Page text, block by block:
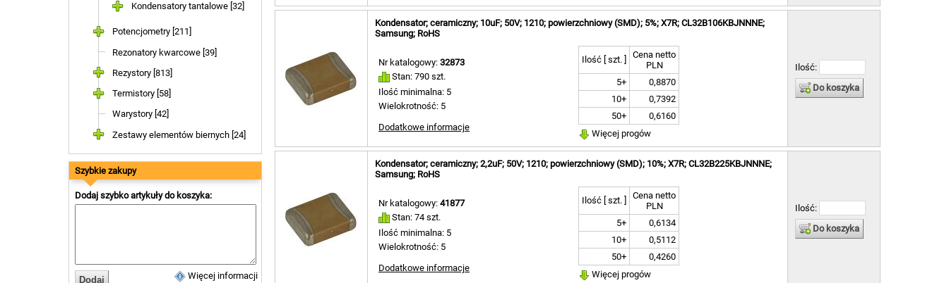
Kondensatory tantalowe [32]
Potencjometry [211]
Rezonatory kwarcowe [39]
Rezystory [813]
Termistory [58]
Warystory [42]
Zestawy elementów biernych [24]
Szybkie zakupy
Dodaj szybko artykuły do koszyka:
Więcej informacji
Kondensator; ceramiczny; 10uF; 50V; 1210; powierzchniowy (SMD); 5%; X7R; CL32B106KBJNNNE;
Samsung; RoHS
Nr katalogowy: 32873
Stan: 790 szt.
Ilość minimalna: 5
Wielokrotność: 5
Dodatkowe informacje
Ilość [ szt. ]
Cena netto
PLN
5+
0,8870
10+
0,7392
50+
0,6160
Więcej progów
Ilość:
Do koszyka
Kondensator; ceramiczny; 2,2uF; 50V; 1210; powierzchniowy (SMD); 10%; X7R; CL32B225KBJNNNE;
Samsung; RoHS
Nr katalogowy: 41877
Stan: 74 szt.
Ilość minimalna: 5
Wielokrotność: 5
Dodatkowe informacje
Ilość [ szt. ]
Cena netto
PLN
5+
0,6134
10+
0,5112
50+
0,4260
Więcej progów
Ilość:
Do koszyka